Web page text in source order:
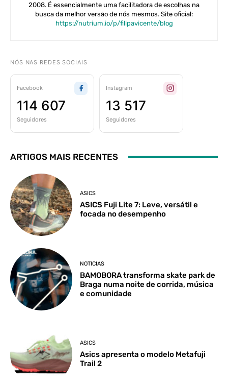
2008. É essencialmente uma facilitadora de escolhas na
busca da melhor versão de nós mesmos. Site oficial:
https://nutrium.io/p/filipavicente/blog
NÓS NAS REDES SOCIAIS
Facebook
114 607
Seguidores
Instagram
13 517
Seguidores
ARTIGOS MAIS RECENTES
ASICS
ASICS Fuji Lite 7: Leve, versátil e
focada no desempenho
NOTICIAS
BAMOBORA transforma skate park de
Braga numa noite de corrida, música
e comunidade
ASICS
Asics apresenta o modelo Metafuji
Trail 2